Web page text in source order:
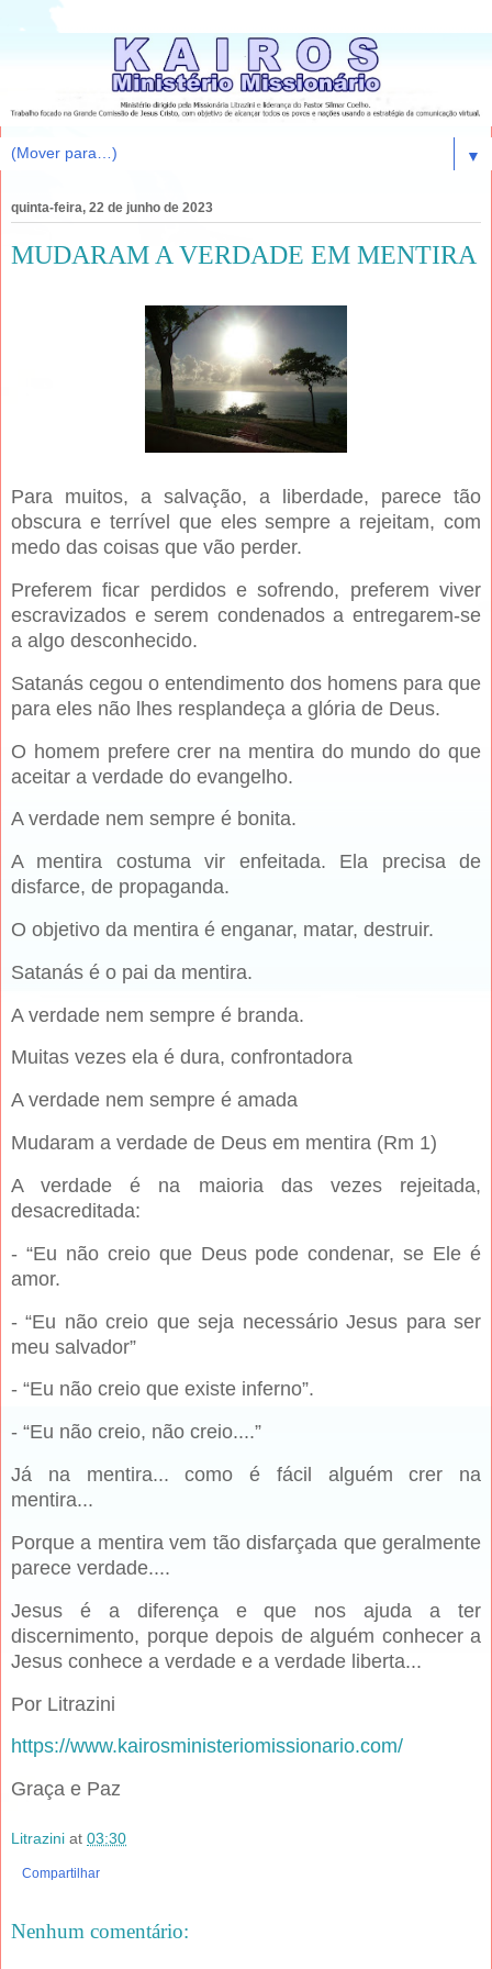
▼
quinta-feira, 22 de junho de 2023
MUDARAM A VERDADE EM MENTIRA
Para muitos, a salvação, a liberdade, parece tão
obscura e terrível que eles sempre a rejeitam, com
medo das coisas que vão perder.
Preferem ficar perdidos e sofrendo, preferem viver
escravizados e serem condenados a entregarem-se
a algo desconhecido.
Satanás cegou o entendimento dos homens para que
para eles não lhes resplandeça a glória de Deus.
O homem prefere crer na mentira do mundo do que
aceitar a verdade do evangelho.
A verdade nem sempre é bonita.
A mentira costuma vir enfeitada. Ela precisa de
disfarce, de propaganda.
O objetivo da mentira é enganar, matar, destruir.
Satanás é o pai da mentira.
A verdade nem sempre é branda.
Muitas vezes ela é dura, confrontadora
A verdade nem sempre é amada
Mudaram a verdade de Deus em mentira (Rm 1)
A verdade é na maioria das vezes rejeitada,
desacreditada:
- “Eu não creio que Deus pode condenar, se Ele é
amor.
- “Eu não creio que seja necessário Jesus para ser
meu salvador”
- “Eu não creio que existe inferno”.
- “Eu não creio, não creio....”
Já na mentira... como é fácil alguém crer na
mentira...
Porque a mentira vem tão disfarçada que geralmente
parece verdade....
Jesus é a diferença e que nos ajuda a ter
discernimento, porque depois de alguém conhecer a
Jesus conhece a verdade e a verdade liberta...
Por Litrazini
https://www.kairosministeriomissionario.com/
Graça e Paz
Litrazini at 03:30
Compartilhar
Nenhum comentário: